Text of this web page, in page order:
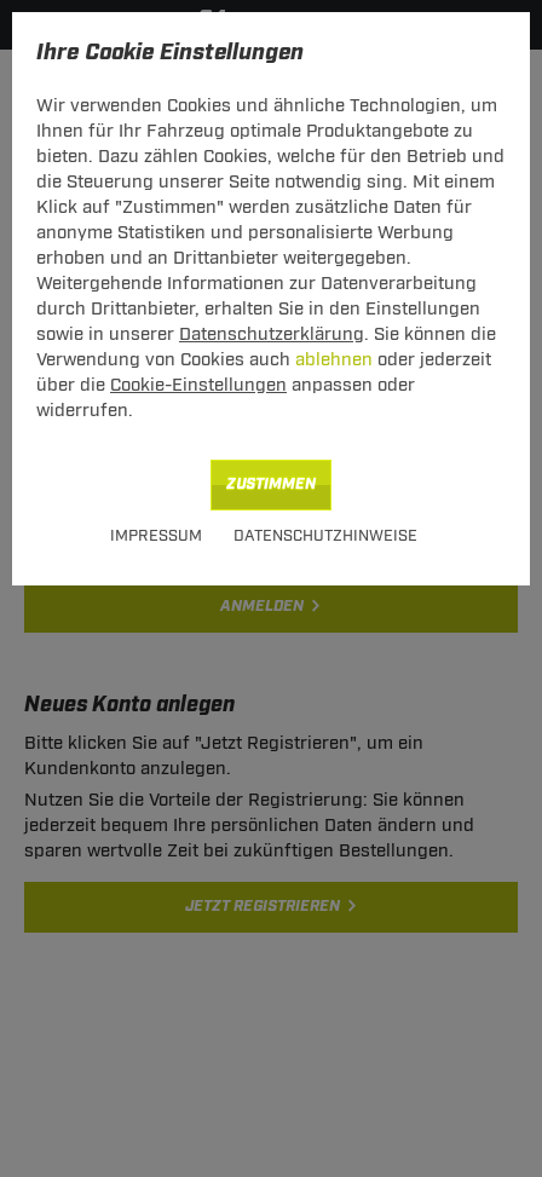
Ihre Cookie Einstellungen
Wir verwenden Cookies und ähnliche Technologien, um
Ihnen für Ihr Fahrzeug optimale Produktangebote zu
bieten. Dazu zählen Cookies, welche für den Betrieb und
die Steuerung unserer Seite notwendig sing. Mit einem
Klick auf "Zustimmen" werden zusätzliche Daten für
anonyme Statistiken und personalisierte Werbung
erhoben und an Drittanbieter weitergegeben.
Weitergehende Informationen zur Datenverarbeitung
durch Drittanbieter, erhalten Sie in den Einstellungen
sowie in unserer Datenschutzerklärung. Sie können die
Verwendung von Cookies auch ablehnen oder jederzeit
über die Cookie-Einstellungen anpassen oder
widerrufen.
IMPRESSUM DATENSCHUTZHINWEISE
ZUSTIMMEN
Mein Konto
Falls Sie schon Kunde bei uns sind, melden Sie sich bitte
hier mit Ihrer E-Mail-Adresse und Ihrem Passwort an.
Ich bin bereits Kunde
Bitte mit E-Mail-Adresse und Passwort hier anmelden.
E-Mail:
angemeldet bleiben
ANMELDEN
Neues Konto anlegen
Bitte klicken Sie auf "Jetzt Registrieren", um ein
Kundenkonto anzulegen.
Nutzen Sie die Vorteile der Registrierung: Sie können
jederzeit bequem Ihre persönlichen Daten ändern und
sparen wertvolle Zeit bei zukünftigen Bestellungen.
JETZT REGISTRIEREN